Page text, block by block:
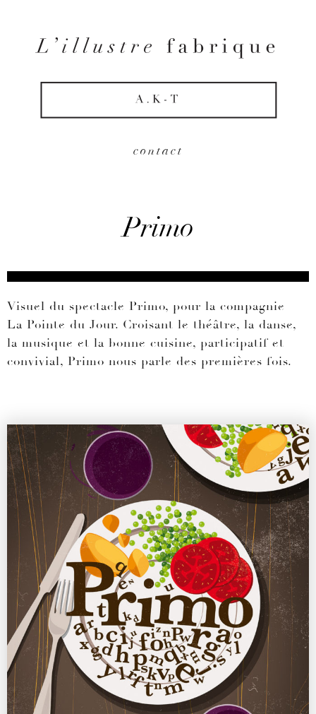
contact
Primo
Visuel du spectacle Primo, pour la compagnie
La Pointe du Jour. Croisant le théâtre, la danse,
la musique et la bonne cuisine, participatif et
convivial, Primo nous parle des premières fois.